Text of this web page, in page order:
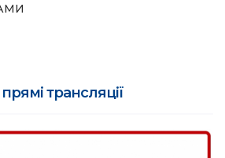
прямі трансляції